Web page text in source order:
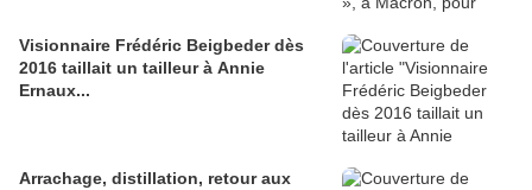
Visionnaire Frédéric Beigbeder dès
2016 taillait un tailleur à Annie
Ernaux...
Arrachage, distillation, retour aux